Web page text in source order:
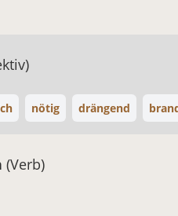
nötig drängend
(Verb)